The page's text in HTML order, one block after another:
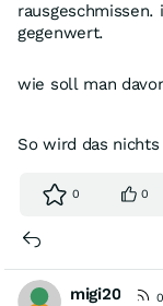
gegenwert.
wie soll man
So wird das
0 0
migi20
0